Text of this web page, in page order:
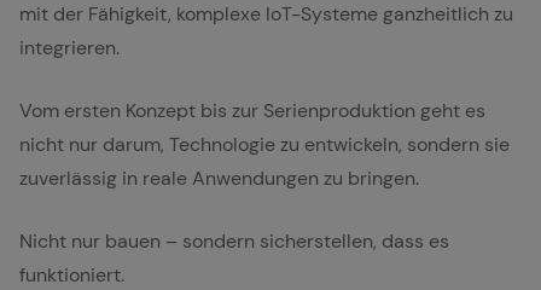
mit der Fähigkeit, komplexe IoT-Systeme ganzheitlich zu
integrieren.
Vom ersten Konzept bis zur Serienproduktion geht es
nicht nur darum, Technologie zu entwickeln, sondern sie
zuverlässig in reale Anwendungen zu bringen.
Nicht nur bauen – sondern sicherstellen, dass es
funktioniert.